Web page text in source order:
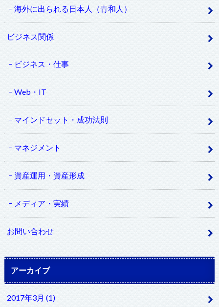
海外に出られる日本人（青和人）
ビジネス関係
ビジネス・仕事
Web・IT
マインドセット・成功法則
マネジメント
資産運用・資産形成
メディア・実績
お問い合わせ
アーカイブ
2017年3月 (1)